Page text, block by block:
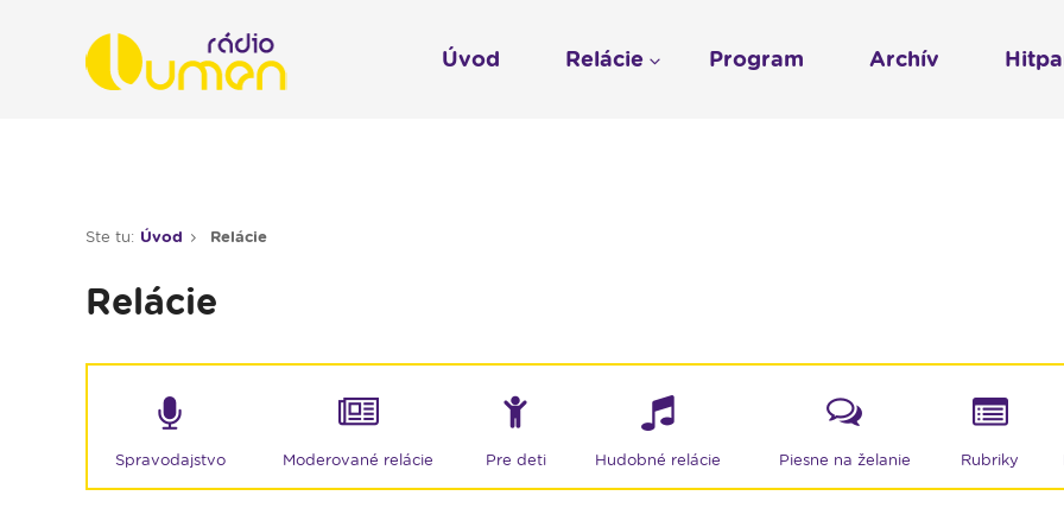
Ste tu: Úvod Relácie
Relácie
Spravodajstvo Moderované relácie Pre deti Hudobné relácie Piesne na želanie Rubriky
Profil
Úvod Relácie
Moderované relácie
Pre deti
Piesne na želanie
Program Archív